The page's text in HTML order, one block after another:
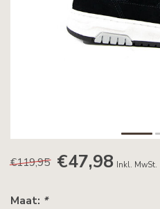
€119,95 €47,98 Inkl. MwSt.
Maat: *